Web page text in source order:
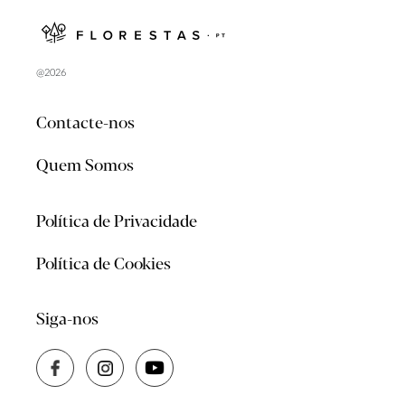
@2026
Contacte-nos
Quem Somos
Política de Privacidade
Política de Cookies
Siga-nos